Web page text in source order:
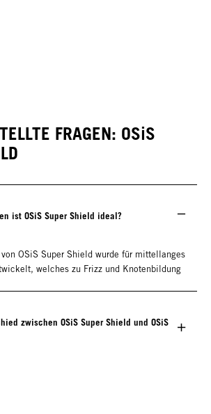
FRAGEN: OSiS
ist OSiS Super Shield ideal?
OSiS Super Shield wurde für mittellanges
welches zu Frizz und Knotenbildung
zwischen OSiS Super Shield und OSiS